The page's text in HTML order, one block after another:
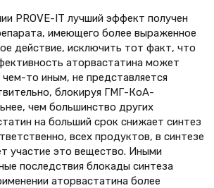
PROVE-IT лучший эффект получен
имеющего более выраженное
действие, исключить тот факт, что
аторвастатина может
то иным, не представляется
блокируя ГМГ-КоА-
чем большинство других
на больший срок снижает синтез
всех продуктов, в синтезе
участие это вещество. Иными
последствия блокады синтеза
аторвастатина более